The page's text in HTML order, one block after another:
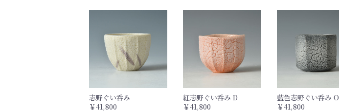
志野ぐい呑み
￥41,800
紅志野ぐい呑み D
￥41,800
藍色志野ぐい呑み O
￥41,800